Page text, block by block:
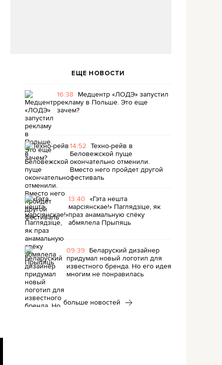
ЕЩЕ НОВОСТИ
16:38 Медцентр «ЛОДЭ» запустил
рекламу в Польше. Это еще
зачем?
14:52 Техно-рейв в
Беловежской пуще
окончательно отменили.
Вместо него пройдет другой
фестиваль
13:40 «Гэта нешта
марсіянскае!» Паглядзіце, як
праз анамальную спёку
абмялела Прыпяць
09:39 Беларуский дизайнер
придумал новый логотип для
известного бренда. Но его идея
многим не понравилась
больше новостей